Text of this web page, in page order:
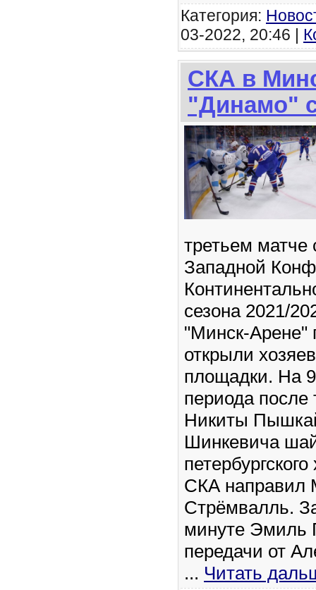
Категория:
03-2022, 20:46 |
СКА в
"Динамо"
третьем
Западной
сезона 2021/
"Минск-Арене"
открыли
площадки. На
периода после
Никиты
Шинкевича
СКА направил
Стрёмвалль.
минуте Эмиль
передачи от
... Читать